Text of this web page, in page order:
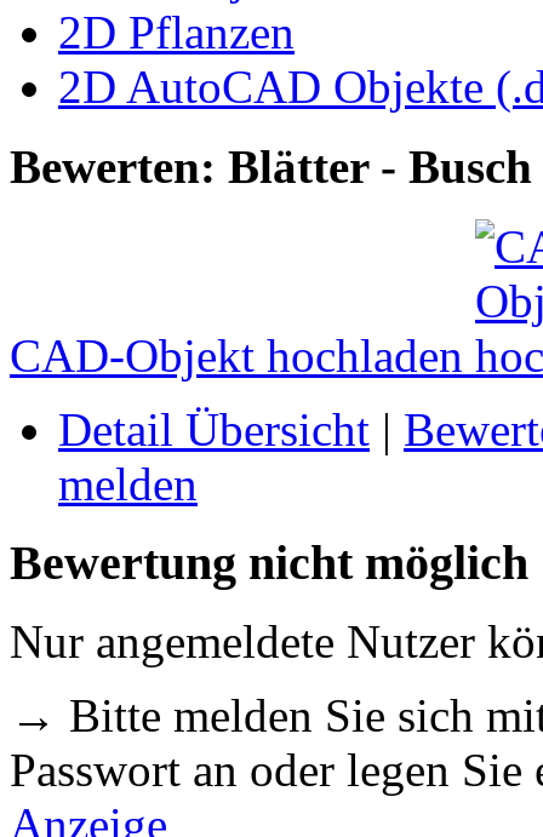
2D Pflanzen
2D AutoCAD Objekte
Bewerten: Blätter -
CAD-Objekt hochladen
Detail Übersicht |
melden
Bewertung nicht möglich
Nur angemeldete Nutzer
→ Bitte melden Sie sich
Passwort an oder legen
Anzeige